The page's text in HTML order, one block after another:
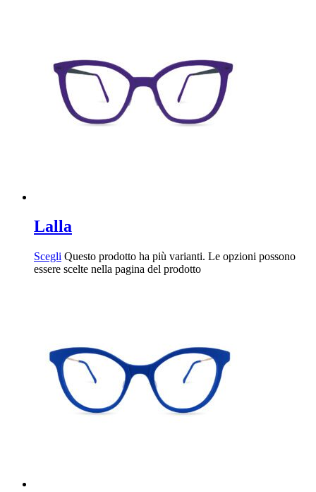
Lalla
Scegli Questo prodotto ha più varianti. Le opzioni possono
essere scelte nella pagina del prodotto